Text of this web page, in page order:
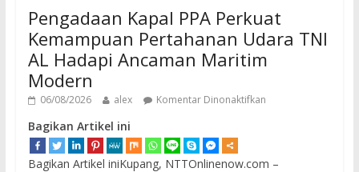
Pengadaan Kapal PPA Perkuat
Kemampuan Pertahanan Udara TNI
AL Hadapi Ancaman Maritim
Modern
06/08/2026 alex Komentar Dinonaktifkan
Bagikan Artikel ini
Bagikan Artikel iniKupang, NTTOnlinenow.com –